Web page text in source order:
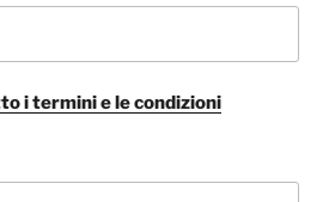
i termini e le condizioni